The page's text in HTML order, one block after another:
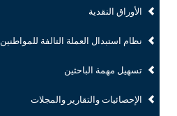
الأوراق النقدية
نظام استبدال العملة التالفة للمواطنين
تسهيل مهمة الباحثين
الإحصائيات والتقارير والمجلات